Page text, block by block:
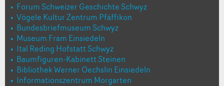
Forum Schweizer Geschichte Schwyz
Vögele Kultur Zentrum Pfäffikon
Bundesbriefmuseum Schwyz
Museum Fram Einsiedeln
Ital Reding Hofstatt Schwyz
Baumfiguren-Kabinett Steinen
Bibliothek Werner Oechslin Einsiedeln
Informationszentrum Morgarten